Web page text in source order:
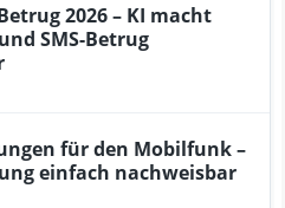
2026 – KI macht
SMS-Betrug
für den Mobilfunk –
einfach nachweisbar